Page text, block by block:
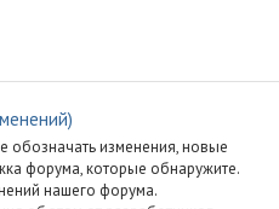
обозначать изменения, новые
форума, которые обнаружите.
нашего форума.